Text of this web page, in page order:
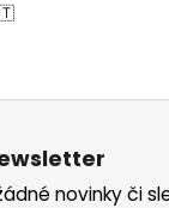
novinky či